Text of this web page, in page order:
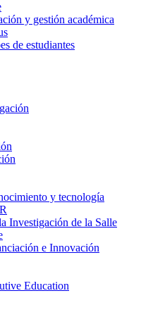
y gestión académica
de estudiantes
y tecnología
Investigación de la Salle
e Innovación
Education